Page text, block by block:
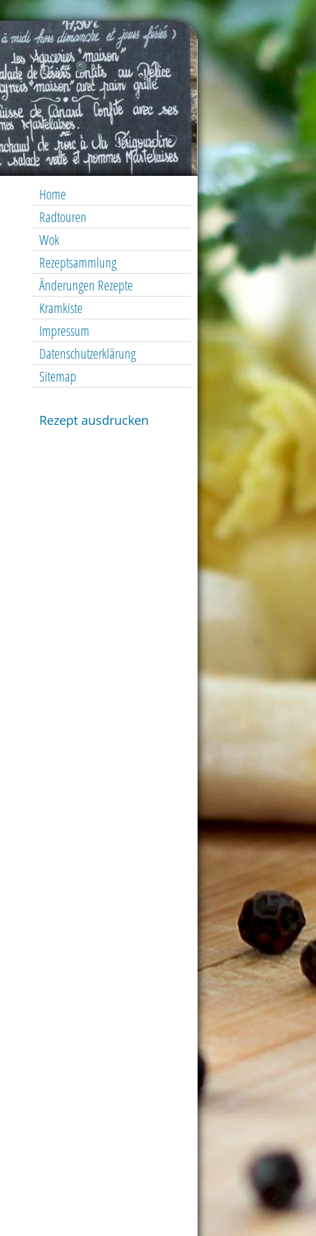
Home
Radtouren
Wok
Rezeptsammlung
Änderungen Rezepte
Kramkiste
Impressum
Datenschutzerklärung
Sitemap
Rezept ausdrucken